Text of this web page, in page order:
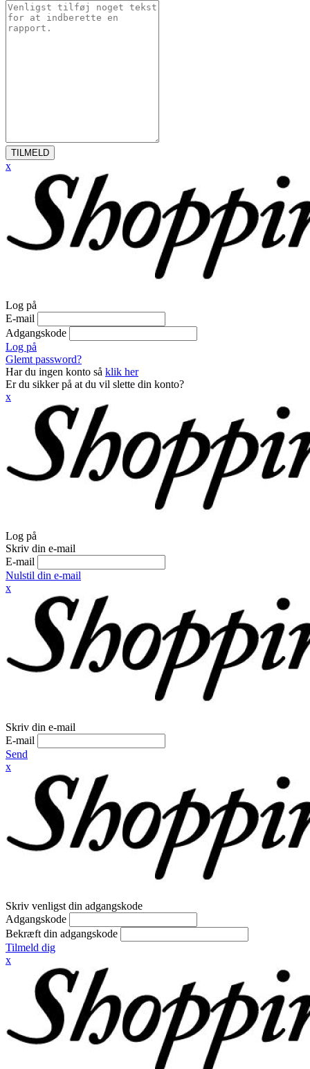
TILMELD
x
Log på
E-mail
Adgangskode
Log på
Glemt password?
Har du ingen konto så klik her
Er du sikker på at du vil slette din konto?
x
Log på
Skriv din e-mail
E-mail
Nulstil din e-mail
x
Skriv din e-mail
E-mail
Send
x
Skriv venligst din adgangskode
Adgangskode
Bekræft din adgangskode
Tilmeld dig
x